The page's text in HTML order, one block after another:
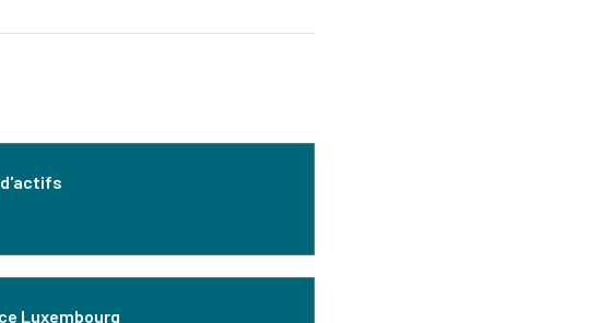
Luxembourg